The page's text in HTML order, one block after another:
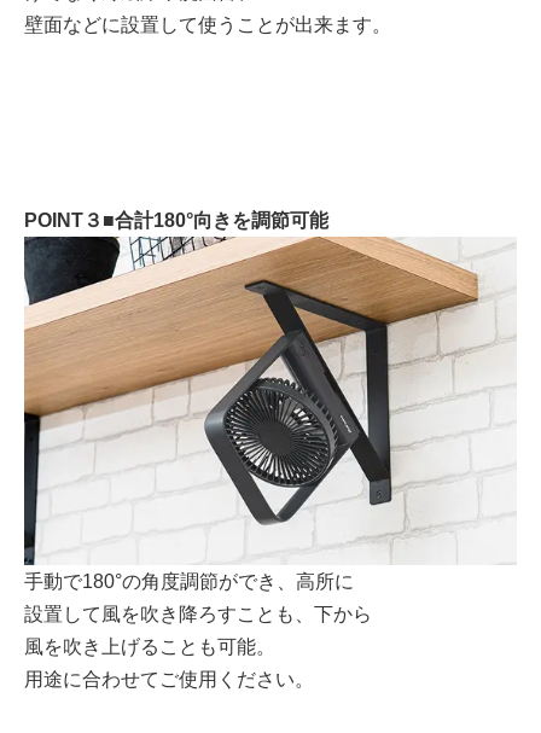
壁面などに設置して使うことが出来ます。
POINT３■合計180°向きを調節可能
手動で180°の角度調節ができ、高所に
設置して風を吹き降ろすことも、下から
風を吹き上げることも可能。
用途に合わせてご使用ください。